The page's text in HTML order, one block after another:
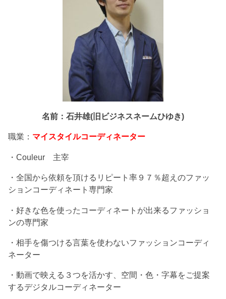
名前：石井雄(旧ビジネスネームひゆき)
職業： マイスタイルコーディネーター
・Couleur 主宰
・全国から依頼を頂けるリピート率９７％超えのファッ
ションコーディネート専門家
・好きな色を使ったコーディネートが出来るファッショ
ンの専門家
・相手を傷つける言葉を使わないファッションコーディ
ネーター
・動画で映える３つを活かす、空間・色・字幕をご提案
するデジタルコーディネーター